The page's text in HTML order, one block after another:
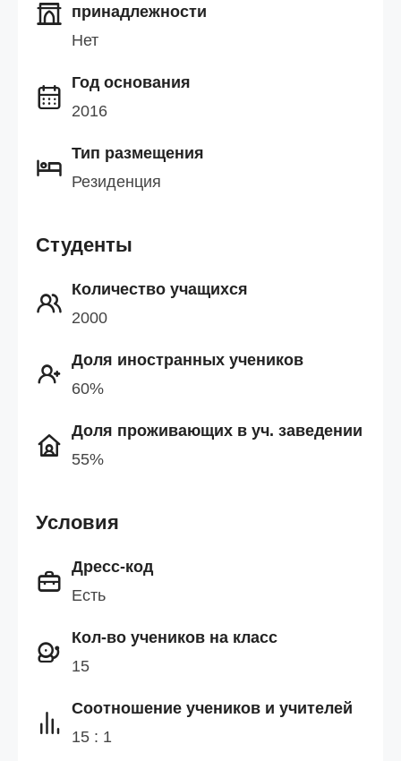
принадлежности
Нет
Год основания
2016
Тип размещения
Резиденция
Студенты
Количество учащихся
2000
Доля иностранных учеников
60%
Доля проживающих в уч. заведении
55%
Условия
Дресс-код
Есть
Кол-во учеников на класс
15
Cоотношение учеников и учителей
15 : 1